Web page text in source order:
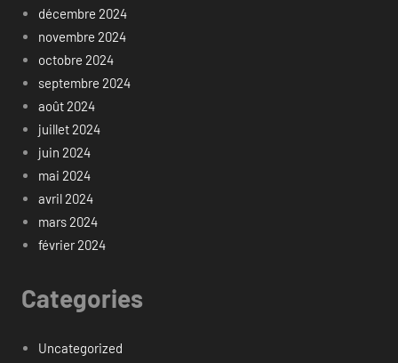
décembre 2024
novembre 2024
octobre 2024
septembre 2024
août 2024
juillet 2024
juin 2024
mai 2024
avril 2024
mars 2024
février 2024
Categories
Uncategorized